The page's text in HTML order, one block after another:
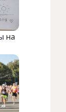
на